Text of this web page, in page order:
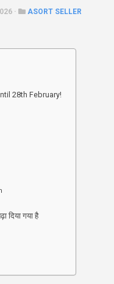
·
ASORT SELLER
28th February!
दिया गया है